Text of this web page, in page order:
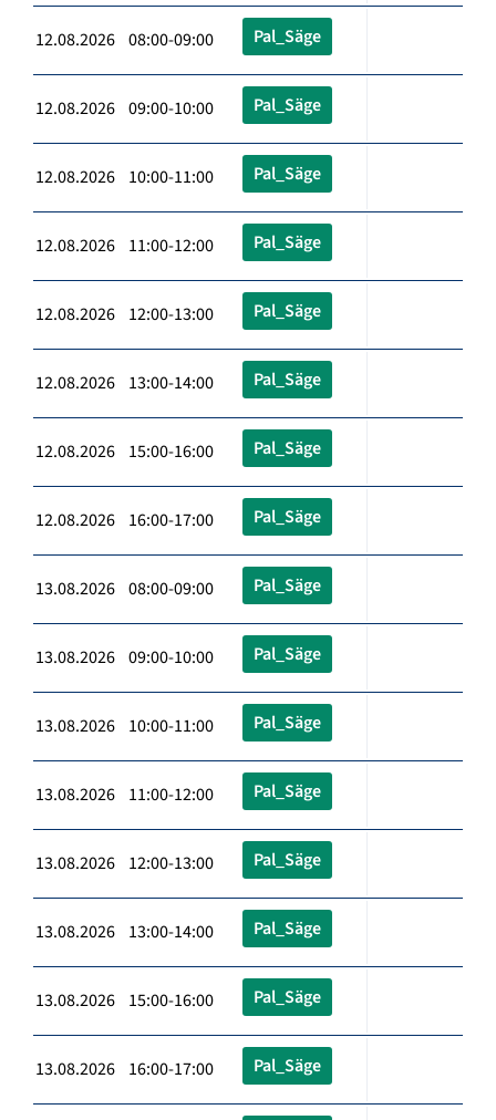
12.08.2026 08:00-09:00 Pal_Säge
12.08.2026 09:00-10:00 Pal_Säge
12.08.2026 10:00-11:00 Pal_Säge
12.08.2026 11:00-12:00 Pal_Säge
12.08.2026 12:00-13:00 Pal_Säge
12.08.2026 13:00-14:00 Pal_Säge
12.08.2026 15:00-16:00 Pal_Säge
12.08.2026 16:00-17:00 Pal_Säge
13.08.2026 08:00-09:00 Pal_Säge
13.08.2026 09:00-10:00 Pal_Säge
13.08.2026 10:00-11:00 Pal_Säge
13.08.2026 11:00-12:00 Pal_Säge
13.08.2026 12:00-13:00 Pal_Säge
13.08.2026 13:00-14:00 Pal_Säge
13.08.2026 15:00-16:00 Pal_Säge
13.08.2026 16:00-17:00 Pal_Säge